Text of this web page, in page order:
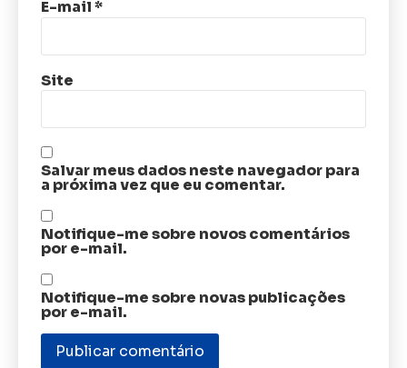
E-mail*
Site
Salvar meus dados neste navegador para
a próxima vez que eu comentar.
Notifique-me sobre novos comentários
por e-mail.
Notifique-me sobre novas publicações
por e-mail.